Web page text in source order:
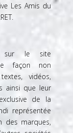
Les Amis du
sur le site
façon non
vidéos,
ainsi que leur
de la
représentée
des marques,